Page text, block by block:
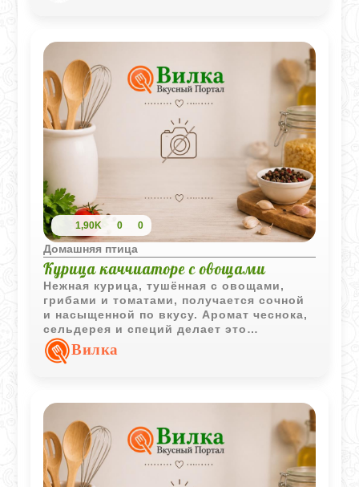
1,90K 0 0
Домашняя птица
Курица каччиаторе с овощами
Нежная курица, тушённая с овощами,
грибами и томатами, получается сочной
и насыщенной по вкусу. Аромат чеснока,
сельдерея и специй делает это
итальянское блюдо особенно уютным и
аппетитным.
Вилка